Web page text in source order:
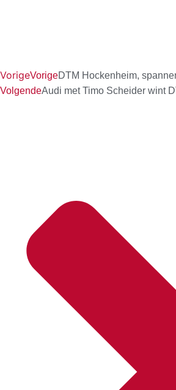
VorigeVorigeDTM Hockenheim,
VolgendeAudi met Timo Scheider wint